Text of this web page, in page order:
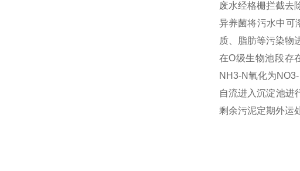
废水经格栅拦截去
异养菌将污水中可
质、脂肪等污染物
在O级生物池段存
NH3-N氧化为
自流进入沉淀池进
剩余污泥定期外运